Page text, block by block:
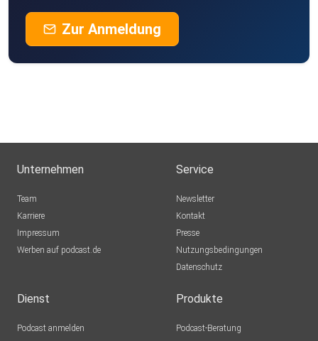
Zur Anmeldung
Unternehmen
Team
Karriere
Impressum
Werben auf podcast.de
Service
Newsletter
Kontakt
Presse
Nutzungsbedingungen
Datenschutz
Dienst
Podcast anmelden
Produkte
Podcast-Beratung